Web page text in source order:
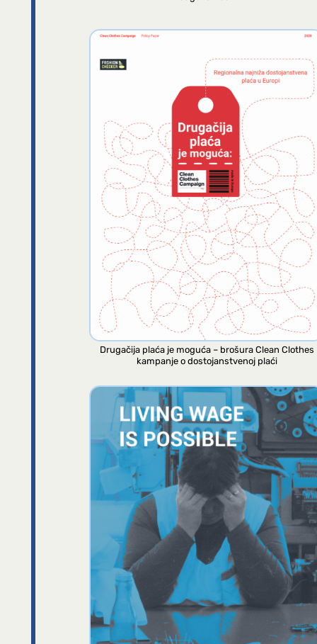
Drugačija plaća je moguća – brošura Clean Clothes
kampanje o dostojanstvenoj plaći